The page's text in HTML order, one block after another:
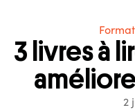
3 livres à
2